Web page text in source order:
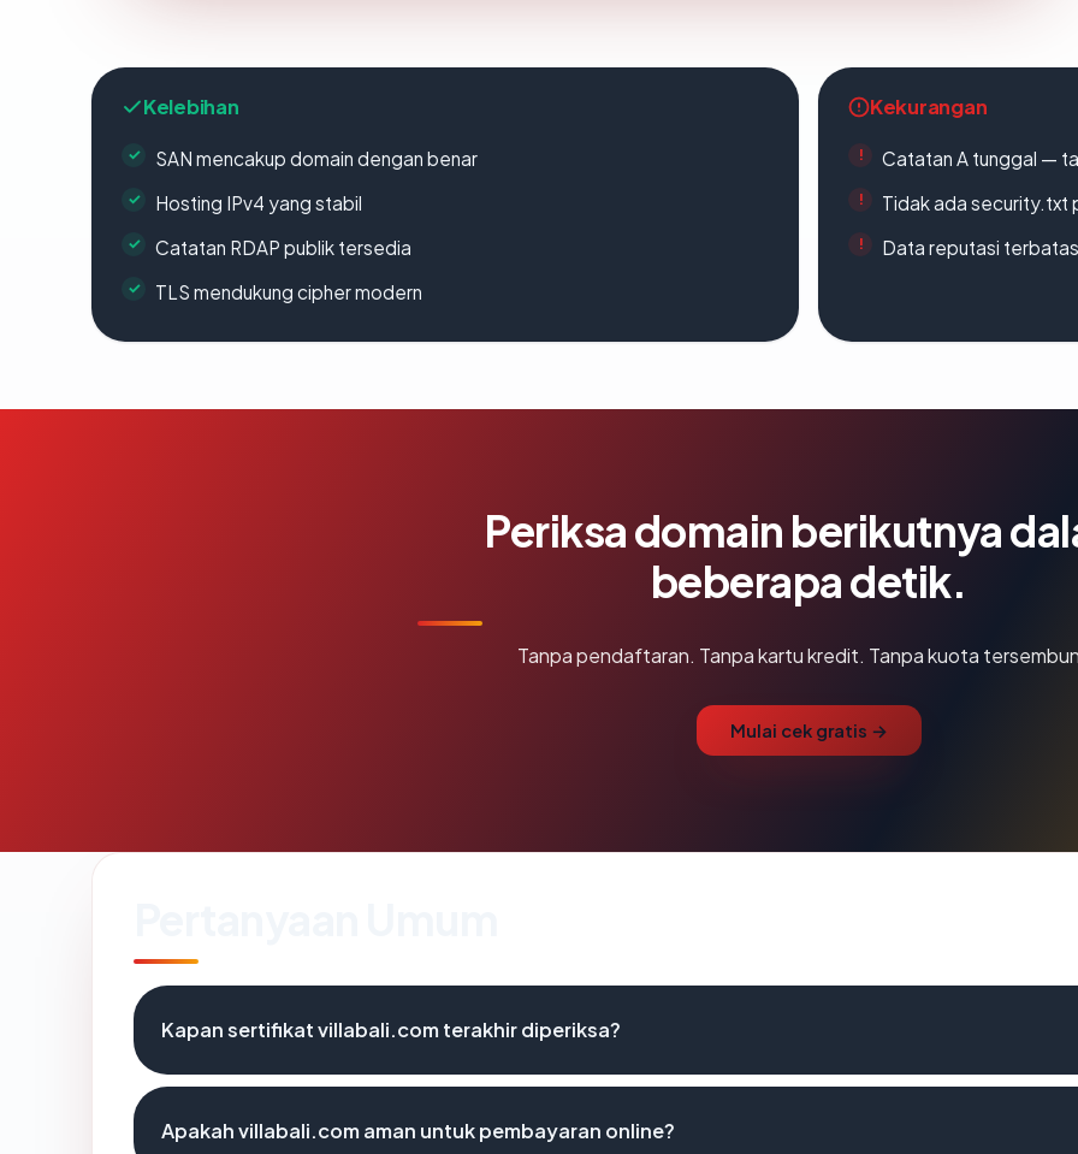
Kelebihan
SAN mencakup domain dengan benar
Hosting IPv4 yang stabil
Catatan RDAP publik tersedia
TLS mendukung cipher modern
Kekurangan
Catatan A tunggal —
Tidak ada security.txt
Data reputasi
Periksa domain berikutnya
beberapa detik.
Tanpa pendaftaran. Tanpa kartu kredit. Tanpa kuota
Mulai cek gratis →
Kapan sertifikat villabali.com terakhir diperiksa?
Apakah villabali.com aman untuk pembayaran online?